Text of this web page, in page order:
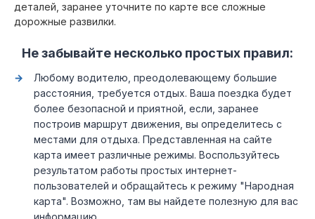
деталей, заранее уточните по карте все сложные
дорожные развилки.
Не забывайте несколько простых правил:
Любому водителю, преодолевающему большие
расстояния, требуется отдых. Ваша поездка будет
более безопасной и приятной, если, заранее
построив маршрут движения, вы определитесь с
местами для отдыха. Представленная на сайте
карта имеет различные режимы. Воспользуйтесь
результатом работы простых интернет-
пользователей и обращайтесь к режиму "Народная
карта". Возможно, там вы найдете полезную для вас
информацию.